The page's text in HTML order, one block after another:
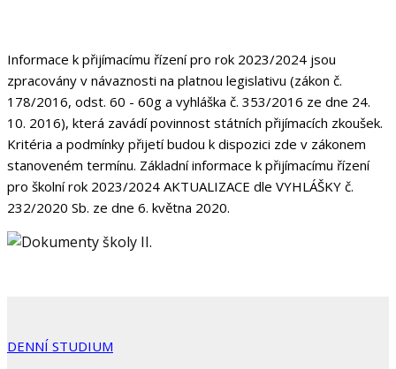
Informace k přijímacímu řízení pro rok 2023/2024 jsou
zpracovány v návaznosti na platnou legislativu (zákon č.
178/2016, odst. 60 - 60g a vyhláška č. 353/2016 ze dne 24.
10. 2016), která zavádí povinnost státních přijímacích zkoušek.
Kritéria a podmínky přijetí budou k dispozici zde v zákonem
stanoveném termínu. Základní informace k přijímacímu řízení
pro školní rok 2023/2024 AKTUALIZACE dle VYHLÁŠKY č.
232/2020 Sb. ze dne 6. května 2020.
DENNÍ STUDIUM